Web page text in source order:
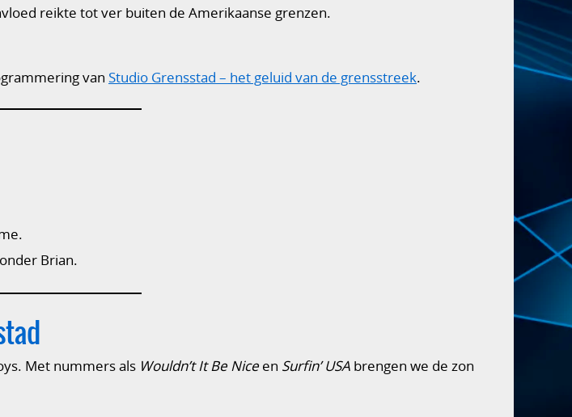
reikte tot ver buiten de Amerikaanse grenzen.
van Studio Grensstad – het geluid van de grensstreek.
Brian.
Met nummers als Wouldn’t It Be Niceen Surfin’ USA brengen we de zon